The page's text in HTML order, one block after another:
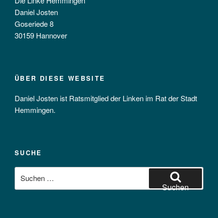
Daniel Josten
Goseriede 8
30159 Hannover
ÜBER DIESE WEBSITE
Daniel Josten ist Ratsmitglied der Linken im Rat der Stadt
Hemmingen.
SUCHE
nach:
Suchen